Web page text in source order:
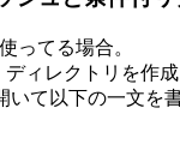
ってる場合。
ディレクトリを作
て以下の一文を